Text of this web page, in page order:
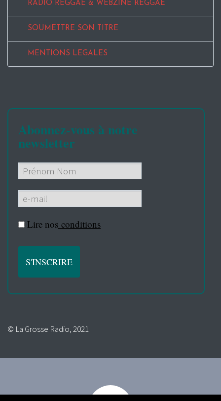
RADIO REGGAE & WEBZINE REGGAE
SOUMETTRE SON TITRE
MENTIONS LEGALES
Abonnez-vous à notre
newsletter
Lire nos conditions
© La Grosse Radio, 2021